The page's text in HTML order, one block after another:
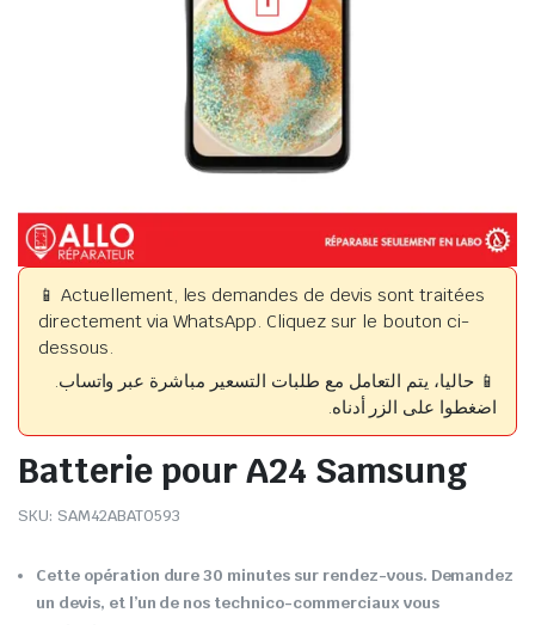
📱 Actuellement, les demandes de devis sont traitées
directement via WhatsApp. Cliquez sur le bouton ci-
dessous.
📱 حاليا، يتم التعامل مع طلبات التسعير مباشرة عبر واتساب.
اضغطوا على الزر أدناه.
Batterie pour A24 Samsung
SKU: SAM42ABAT0593
Cette opération dure 30 minutes sur rendez-vous. Demandez
un devis, et l’un de nos technico-commerciaux vous